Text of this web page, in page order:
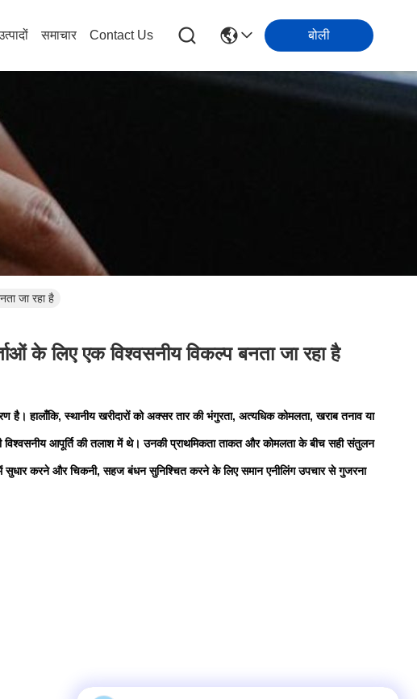
समाचार Contact Us बोली
जा रहा है
के लिए एक विश्वसनीय विकल्प बनता जा रहा है
हालाँकि, स्थानीय खरीदारों को अक्सर तार की भंगुरता, अत्यधिक कोमलता, खराब तनाव या
विश्वसनीय आपूर्ति की तलाश में थे। उनकी प्राथमिकता ताकत और कोमलता के बीच सही संतुलन
करने और चिकनी, सहज बंधन सुनिश्चित करने के लिए समान एनीलिंग उपचार से गुजरना